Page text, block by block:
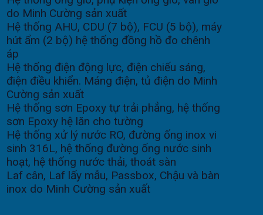
do Minh Cường sản xuất
Hệ thống AHU, CDU (7 bộ), FCU (5 bộ), máy
hút ẩm (2 bộ) hệ thống đồng hồ đo chênh
áp
Hệ thống điện động lực, điện chiếu sáng,
điện điều khiển. Máng điện, tủ điện do Minh
Cường sản xuất
Hệ thống sơn Epoxy tự trải phẳng, hệ thống
sơn Epoxy hệ lăn cho tường
Hệ thống xử lý nước RO, đường ống inox vi
sinh 316L, hệ thống đường ống nước sinh
hoạt, hệ thống nước thải, thoát sàn
Laf cân, Laf lấy mẫu, Passbox, Chậu và bàn
inox do Minh Cường sản xuất